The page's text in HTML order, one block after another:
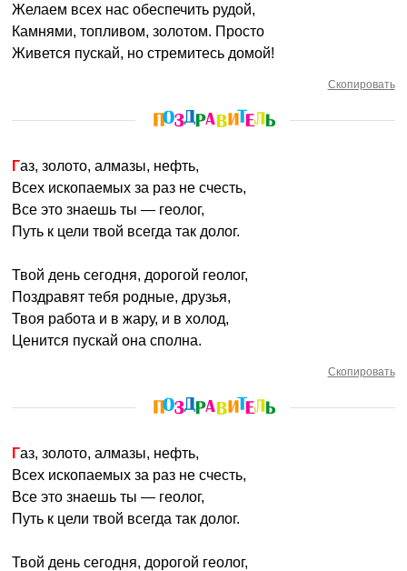
Желаем всех нас обеспечить рудой,
Камнями, топливом, золотом. Просто
Живется пускай, но стремитесь домой!
Скопировать
Газ, золото, алмазы, нефть,
Всех ископаемых за раз не счесть,
Все это знаешь ты — геолог,
Путь к цели твой всегда так долог.
Твой день сегодня, дорогой геолог,
Поздравят тебя родные, друзья,
Твоя работа и в жару, и в холод,
Ценится пускай она сполна.
Скопировать
Газ, золото, алмазы, нефть,
Всех ископаемых за раз не счесть,
Все это знаешь ты — геолог,
Путь к цели твой всегда так долог.
Твой день сегодня, дорогой геолог,